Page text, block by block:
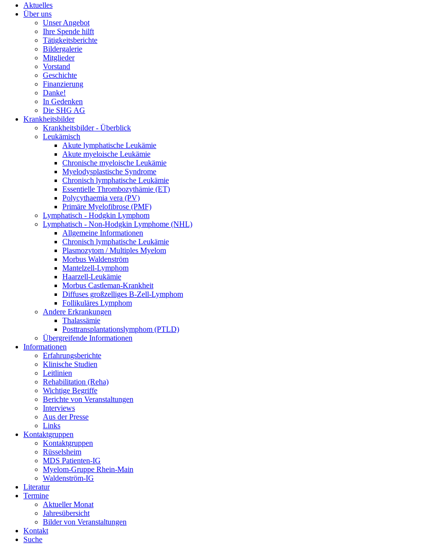
Aktuelles
Über uns
Unser Angebot
Ihre Spende hilft
Tätigkeitsberichte
Bildergalerie
Mitglieder
Vorstand
Geschichte
Finanzierung
Danke!
In Gedenken
Die SHG AG
Krankheitsbilder
Krankheitsbilder - Überblick
Leukämisch
Akute lymphatische Leukämie
Akute myeloische Leukämie
Chronische myeloische Leukämie
Myelodysplastische Syndrome
Chronisch lymphatische Leukämie
Essentielle Thrombozythämie (ET)
Polycythaemia vera (PV)
Primäre Myelofibrose (PMF)
Lymphatisch - Hodgkin Lymphom
Lymphatisch - Non-Hodgkin Lymphome (NHL)
Allgemeine Informationen
Chronisch lymphatische Leukämie
Plasmozytom / Multiples Myelom
Morbus Waldenström
Mantelzell-Lymphom
Haarzell-Leukämie
Morbus Castleman-Krankheit
Diffuses großzelliges B-Zell-Lymphom
Follikuläres Lymphom
Andere Erkrankungen
Thalassämie
Posttransplantationslymphom (PTLD)
Übergreifende Informationen
Informationen
Erfahrungsberichte
Klinische Studien
Leitlinien
Rehabilitation (Reha)
Wichtige Begriffe
Berichte von Veranstaltungen
Interviews
Aus der Presse
Links
Kontaktgruppen
Kontaktgruppen
Rüsselsheim
MDS Patienten-IG
Myelom-Gruppe Rhein-Main
Waldenström-IG
Literatur
Termine
Aktueller Monat
Jahresübersicht
Bilder von Veranstaltungen
Kontakt
Suche